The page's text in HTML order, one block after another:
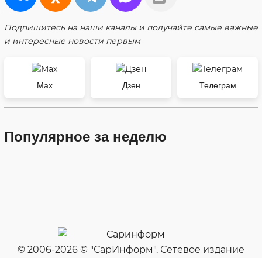
Подпишитесь на наши каналы и получайте самые важные
и интересные новости первым
Max Дзен Телеграм
Популярное за неделю
© 2006-2026 © "СарИнформ". Сетевое издание